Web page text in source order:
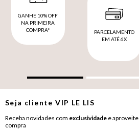
GANHE 10% OFF
NA PRIMEIRA
COMPRA*
PARCELAMENTO
EM ATÉ 6X
Seja clienteVIP LE LIS
Receba novidades com exclusividade e aproveite
compra